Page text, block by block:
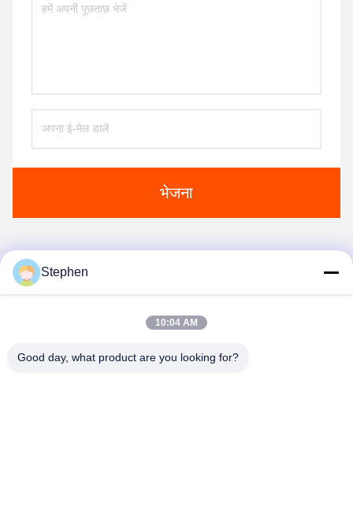
भेजना
Stephen
10:04 AM
Good day, what product are you looking for?